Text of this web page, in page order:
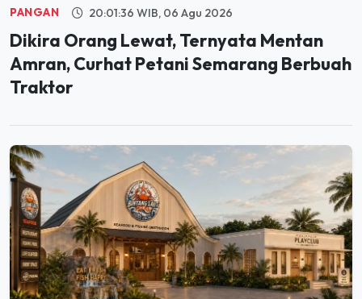
Dikira Orang Lewat, Ternyata Mentan
Amran, Curhat Petani Semarang Berbuah
Traktor